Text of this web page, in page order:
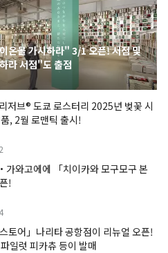
온몰 가시하라" 3/1 오픈! 서점 및
라 서점"도 출점
저브® 도쿄 로스터리 2025년 벚꽃 시
, 2월 로맨틱 출시!
가와고에에 「치이카와 모구모구 본
!
스토어」나리타 공항점이 리뉴얼 오픈!
일럿 피카츄 등이 발매